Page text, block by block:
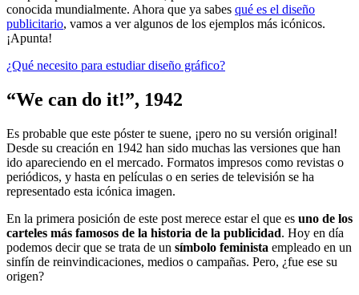
conocida mundialmente. Ahora que ya sabes qué es el diseño
publicitario, vamos a ver algunos de los ejemplos más icónicos.
¡Apunta!
¿Qué necesito para estudiar diseño gráfico?
“We can do it!”, 1942
Es probable que este póster te suene, ¡pero no su versión original!
Desde su creación en 1942 han sido muchas las versiones que han
ido apareciendo en el mercado. Formatos impresos como revistas o
periódicos, y hasta en películas o en series de televisión se ha
representado esta icónica imagen.
En la primera posición de este post merece estar el que es uno de los
carteles más famosos de la historia de la publicidad. Hoy en día
podemos decir que se trata de un símbolo feminista empleado en un
sinfín de reinvindicaciones, medios o campañas. Pero, ¿fue ese su
origen?